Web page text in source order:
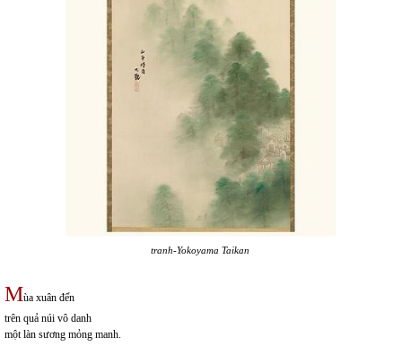
tranh-Yokoyama Taikan
Mùa xuân đến
trên quả núi vô danh
một làn sương mỏng manh.